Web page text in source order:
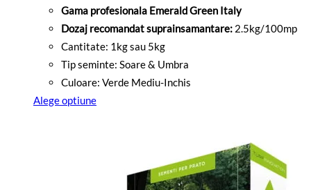
de
prețuri:
8999
lei
până
Gama profesionala Emerald Green Italy
Dozaj recomandat suprainsamantare: 2.5kg/100mp
Cantitate: 1kg sau 5kg
Tip seminte: Soare & Umbra
Culoare: Verde Mediu-Inchis
Alege optiune